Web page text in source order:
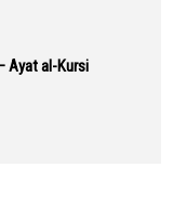
Ayat al-Kursi